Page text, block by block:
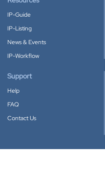
IP-Guide
IP-Listing
News & Events
IP-Workflow
Support
Help
FAQ
Contact Us